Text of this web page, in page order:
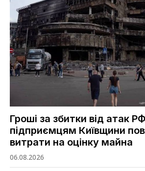
Гроші за збитки від атак
підприємцям Київщини
витрати на оцінку майна
06.08.2026